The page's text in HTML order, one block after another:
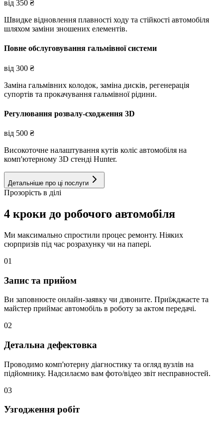
від 350 ₴
Швидке відновлення плавності ходу та стійкості автомобіля
шляхом заміни зношених елементів.
Повне обслуговування гальмівної системи
від 300 ₴
Заміна гальмівних колодок, заміна дисків, регенерація
супортів та прокачування гальмівної рідини.
Регулювання розвалу-сходження 3D
від 500 ₴
Високоточне налаштування кутів коліс автомобіля на
комп'ютерному 3D стенді Hunter.
Детальніше про ці послуги
Прозорість в ділі
4 кроки до робочого автомобіля
Ми максимально спростили процес ремонту. Ніяких
сюрпризів під час розрахунку чи на папері.
01
Запис та прийом
Ви заповнюєте онлайн-заявку чи дзвоните. Приїжджаєте та
майстер приймає автомобіль в роботу за актом передачі.
02
Детальна дефектовка
Проводимо комп'ютерну діагностику та огляд вузлів на
підйомнику. Надсилаємо вам фото/відео звіт несправностей.
03
Узгодження робіт